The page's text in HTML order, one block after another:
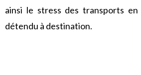
ainsi le stress des transports
détendu à destination.